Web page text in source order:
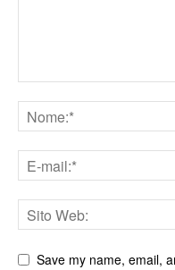
Save my name, email,